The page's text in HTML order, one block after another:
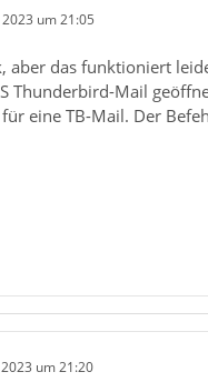
um 21:05
aber das funktioniert
Thunderbird-Mail
eine TB-Mail. Der
um 21:20